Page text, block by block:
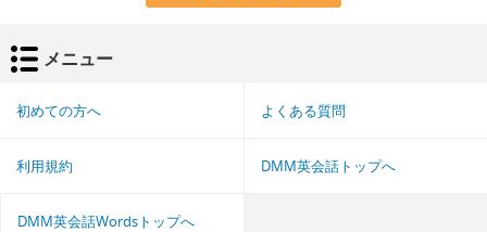
メニュー
初めての方へ よくある質問
利用規約 DMM英会話トップへ
DMM英会話Wordsトップへ